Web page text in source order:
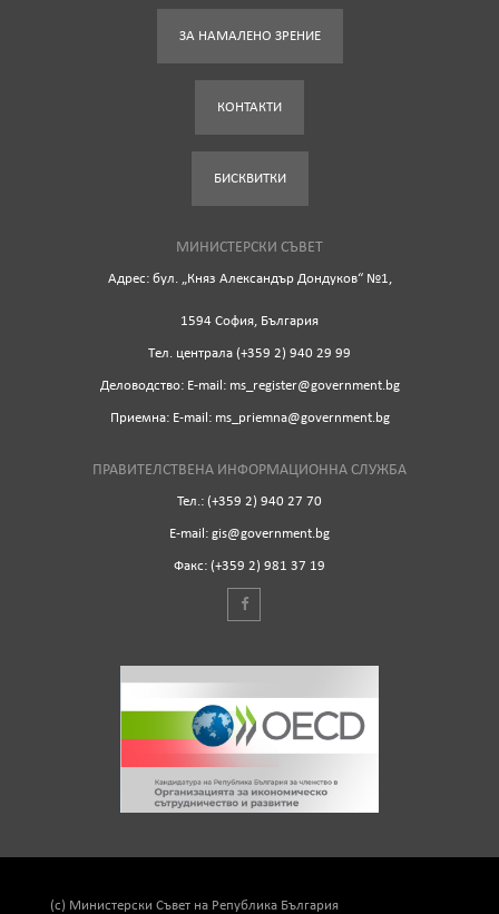
ЗА НАМАЛЕНО ЗРЕНИЕ
КОНТАКТИ
БИСКВИТКИ
МИНИСТЕРСКИ СЪВЕТ
Адрес: бул. „Княз Александър Дондуков“ №1,
1594 София, България
Tел. централа (+359 2) 940 29 99
Деловодство: Е-mail: ms_register@government.bg
Приемна: Е-mail: ms_priemna@government.bg
ПРАВИТЕЛСТВЕНА ИНФОРМАЦИОННА СЛУЖБА
Тел.: (+359 2) 940 27 70
Е-mail: gis@government.bg
Факс: (+359 2) 981 37 19
(c) Министерски Съвет на Република България